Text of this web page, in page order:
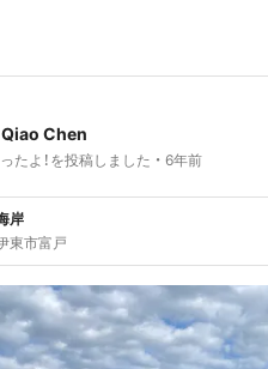
Chen
たよ！を投稿しました 6年前
岸
東市富戸